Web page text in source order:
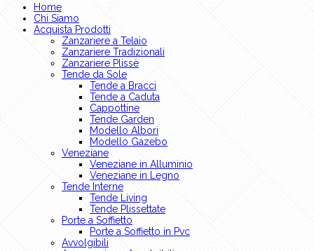
Home
Chi Siamo
Acquista Prodotti
Zanzariere a Telaio
Zanzariere Tradizionali
Zanzariere Plissè
Tende da Sole
Tende a Bracci
Tende a Caduta
Cappottine
Tende Garden
Modello Albori
Modello Gazebo
Veneziane
Veneziane in Alluminio
Veneziane in Legno
Tende Interne
Tende Living
Tende Plissettate
Porte a Soffietto
Porte a Soffietto in Pvc
Avvolgibili